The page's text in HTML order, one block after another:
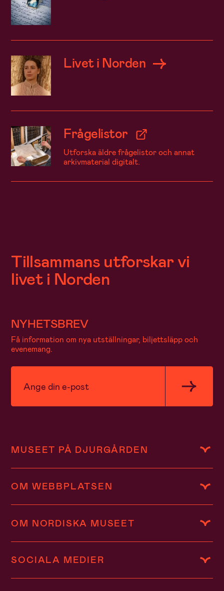
Livet i Norden
Frågelistor
Utforska äldre frågelistor och annat
arkivmaterial digitalt.
Tillsammans utforskar vi
livet i Norden
NYHETSBREV
Få information om nya utställningar, biljettsläpp och
evenemang.
MUSEET PÅ DJURGÅRDEN
OM WEBBPLATSEN
OM NORDISKA MUSEET
SOCIALA MEDIER